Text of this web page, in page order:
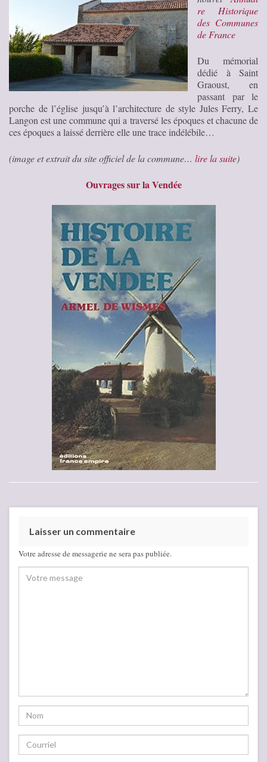
re Historique
des Communes
de France
Du mémorial
dédié à Saint
Graoust, en
passant par le
porche de l’église jusqu’à l’architecture de style Jules Ferry, Le
Langon est une commune qui a traversé les époques et chacune de
ces époques a laissé derrière elle une trace indélébile…
(image et extrait du site officiel de la commune… lire la suite)
Ouvrages sur la Vendée
Laisser un commentaire
Votre adresse de messagerie ne sera pas publiée.